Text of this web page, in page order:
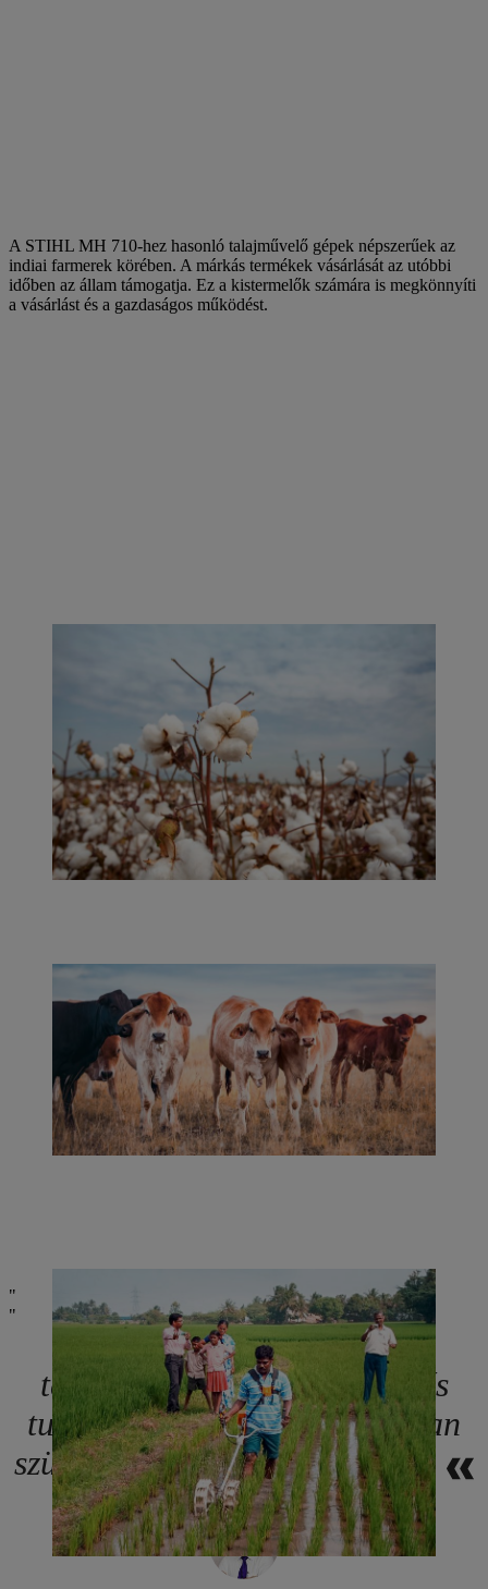
A STIHL MH 710-hez hasonló talajművelő gépek népszerűek az
indiai farmerek körében. A márkás termékek vásárlását az utóbbi
időben az állam támogatja. Ez a kistermelők számára is megkönnyíti
a vásárlást és a gazdaságos működést.
Ismerjük a gazdákat, a
termesztési körülményeket, és
tudjuk, milyen felszerelésre van
szükségük. Ez a mi előnyünk.